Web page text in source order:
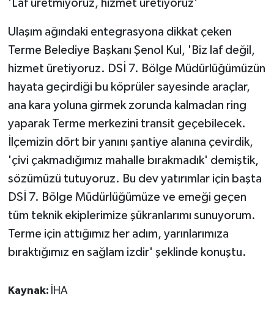
'Laf üretmiyoruz, hizmet üretiyoruz'
Ulaşım ağındaki entegrasyona dikkat çeken
Terme Belediye Başkanı Şenol Kul, 'Biz laf değil,
hizmet üretiyoruz. DSİ 7. Bölge Müdürlüğümüzün
hayata geçirdiği bu köprüler sayesinde araçlar,
ana kara yoluna girmek zorunda kalmadan ring
yaparak Terme merkezini transit geçebilecek.
İlçemizin dört bir yanını şantiye alanına çevirdik,
'çivi çakmadığımız mahalle bırakmadık' demiştik,
sözümüzü tutuyoruz. Bu dev yatırımlar için başta
DSİ 7. Bölge Müdürlüğümüze ve emeği geçen
tüm teknik ekiplerimize şükranlarımı sunuyorum.
Terme için attığımız her adım, yarınlarımıza
bıraktığımız en sağlam izdir' şeklinde konuştu.
Kaynak: İHA